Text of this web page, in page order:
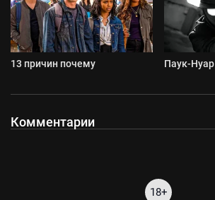
13 причин почему Паук-Нуар
Комментарии
18+